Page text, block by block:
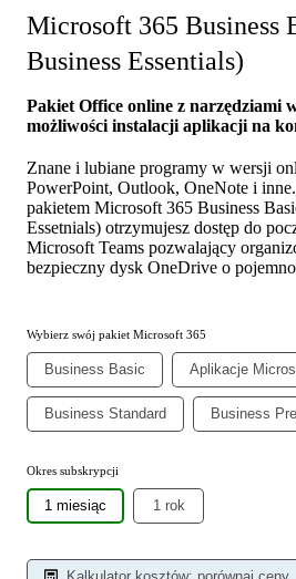
Microsoft 365 Business
Business Essentials)
Pakiet Office online z narzędziami
możliwości instalacji aplikacji na
Znane i lubiane programy w wersji
PowerPoint, Outlook, OneNote i
pakietem Microsoft 365 Business
Essetnials) otrzymujesz dostęp do
Microsoft Teams pozwalający
bezpieczny dysk OneDrive o
Wybierz swój pakiet Microsoft 365
Business Basic Aplikacje
Business Standard Business
Okres subskrypcji
1 miesiąc 1 rok